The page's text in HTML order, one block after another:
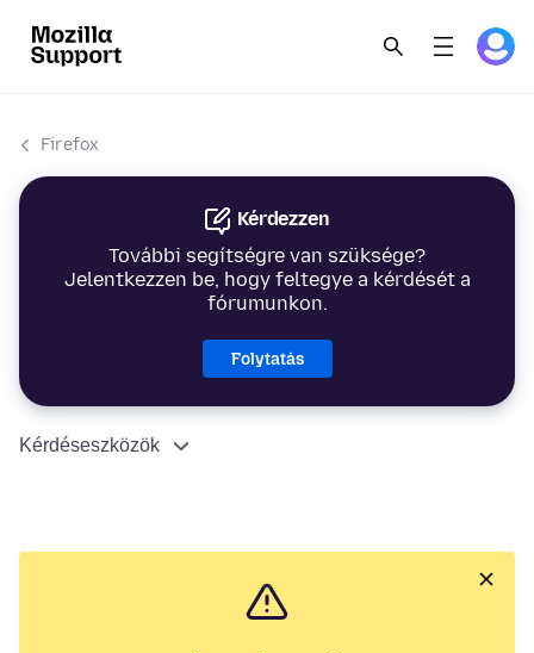
Firefox
Kérdezzen
További segítségre van szüksége?
Jelentkezzen be, hogy feltegye a kérdését a
fórumunkon.
Folytatás
Kérdéseszközök